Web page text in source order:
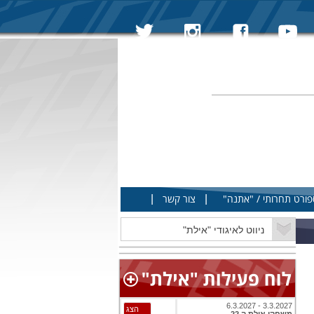
תחרותי / "אתנה" צור קשר
3.3.2027 - 6.3.2027
הצג